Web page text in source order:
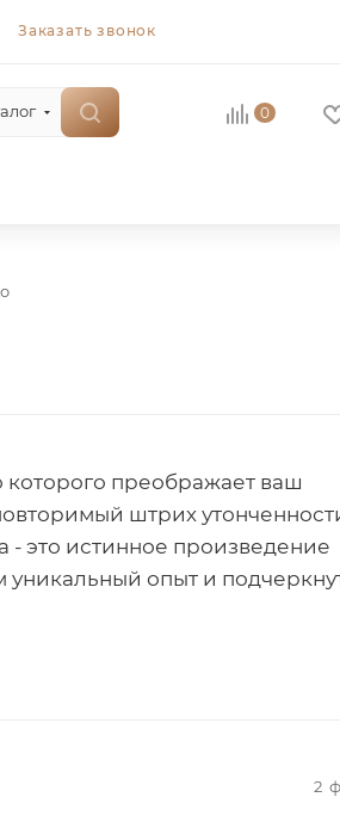
Заказать звонок
0
преображает ваш
штрих
- это истинное произведение
уникальный опыт и
2